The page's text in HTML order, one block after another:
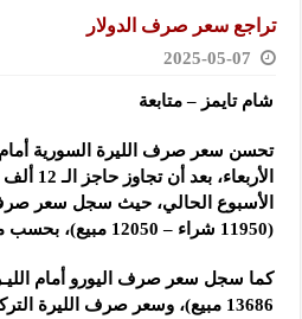
تراجع سعر صرف الدولار
2025-05-07
شام تايمز – متابعة
تحسن سعر صرف الليرة السورية أمام
الأسبوع الحالي، حيث سجل سعر
(11950 شراء – 12050 مبيع)، بحسب موقع “الليرة اليوم”.
13686 مبيع)، وسعر صرف الليرة